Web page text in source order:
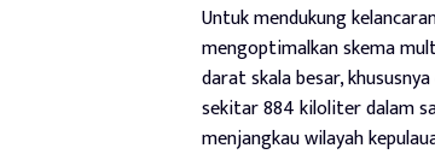
Untuk mendukung
mengoptimalkan skema
darat skala besar,
sekitar 884 kiloliter dalam
menjangkau wilayah